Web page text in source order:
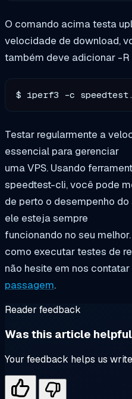
O comando acima testa
velocidade de download,
também deve adicionar -
$ iperf3 -c
Testar regularmente a
essencial para gerenciar
uma VPS. Usando
speedtest-cli, você pode
de perto o desempenho
ele esteja sempre
funcionando no seu
como executar testes de
não hesite em nos
passagem.
Reader feedback
Was this article
Your feedback helps us